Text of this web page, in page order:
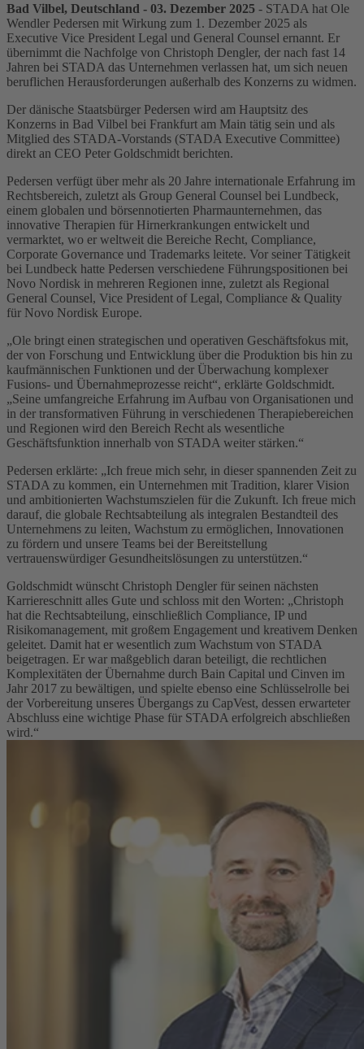
Bad Vilbel, Deutschland - 03. Dezember 2025 - STADA hat Ole
Wendler Pedersen mit Wirkung zum 1. Dezember 2025 als
Executive Vice President Legal und General Counsel ernannt. Er
übernimmt die Nachfolge von Christoph Dengler, der nach fast 14
Jahren bei STADA das Unternehmen verlassen hat, um sich neuen
beruflichen Herausforderungen außerhalb des Konzerns zu widmen.
Der dänische Staatsbürger Pedersen wird am Hauptsitz des
Konzerns in Bad Vilbel bei Frankfurt am Main tätig sein und als
Mitglied des STADA-Vorstands (STADA Executive Committee)
direkt an CEO Peter Goldschmidt berichten.
Pedersen verfügt über mehr als 20 Jahre internationale Erfahrung im
Rechtsbereich, zuletzt als Group General Counsel bei Lundbeck,
einem globalen und börsennotierten Pharmaunternehmen, das
innovative Therapien für Hirnerkrankungen entwickelt und
vermarktet, wo er weltweit die Bereiche Recht, Compliance,
Corporate Governance und Trademarks leitete. Vor seiner Tätigkeit
bei Lundbeck hatte Pedersen verschiedene Führungspositionen bei
Novo Nordisk in mehreren Regionen inne, zuletzt als Regional
General Counsel, Vice President of Legal, Compliance & Quality
für Novo Nordisk Europe.
„Ole bringt einen strategischen und operativen Geschäftsfokus mit,
der von Forschung und Entwicklung über die Produktion bis hin zu
kaufmännischen Funktionen und der Überwachung komplexer
Fusions- und Übernahmeprozesse reicht“, erklärte Goldschmidt.
„Seine umfangreiche Erfahrung im Aufbau von Organisationen und
in der transformativen Führung in verschiedenen Therapiebereichen
und Regionen wird den Bereich Recht als wesentliche
Geschäftsfunktion innerhalb von STADA weiter stärken.“
Pedersen erklärte: „Ich freue mich sehr, in dieser spannenden Zeit zu
STADA zu kommen, ein Unternehmen mit Tradition, klarer Vision
und ambitionierten Wachstumszielen für die Zukunft. Ich freue mich
darauf, die globale Rechtsabteilung als integralen Bestandteil des
Unternehmens zu leiten, Wachstum zu ermöglichen, Innovationen
zu fördern und unsere Teams bei der Bereitstellung
vertrauenswürdiger Gesundheitslösungen zu unterstützen.“
Goldschmidt wünscht Christoph Dengler für seinen nächsten
Karriereschnitt alles Gute und schloss mit den Worten: „Christoph
hat die Rechtsabteilung, einschließlich Compliance, IP und
Risikomanagement, mit großem Engagement und kreativem Denken
geleitet. Damit hat er wesentlich zum Wachstum von STADA
beigetragen. Er war maßgeblich daran beteiligt, die rechtlichen
Komplexitäten der Übernahme durch Bain Capital und Cinven im
Jahr 2017 zu bewältigen, und spielte ebenso eine Schlüsselrolle bei
der Vorbereitung unseres Übergangs zu CapVest, dessen erwarteter
Abschluss eine wichtige Phase für STADA erfolgreich abschließen
wird.“